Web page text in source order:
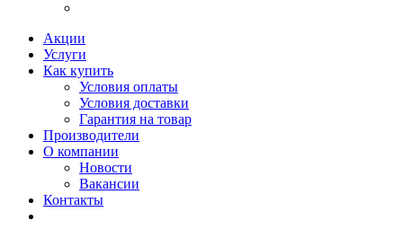
Акции
Услуги
Как купить
Условия оплаты
Условия доставки
Гарантия на товар
Производители
О компании
Новости
Вакансии
Контакты